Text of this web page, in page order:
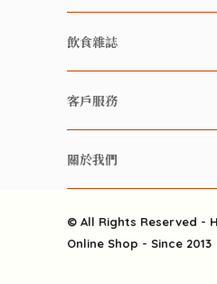
有機/無農藥新鮮蔬果
有機 / 無添加飲品
養生保健好東西
酒類
雜貨部
飲食雜誌
快樂家庭 飲食雜誌
雲南搜食記
粒粒皆辛苦
快樂電視台
客戶服務
常見問題
關於我們
送貨
© All Rights Reserved -
Online Shop - Since 2013